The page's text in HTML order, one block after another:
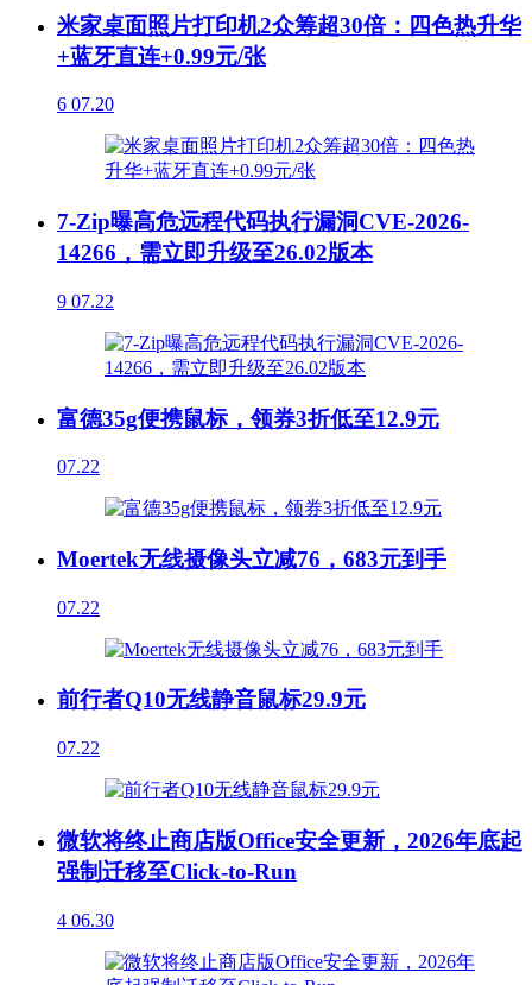
米家桌面照片打印机2众筹超30倍：四色热升华
+蓝牙直连+0.99元/张
6 07.20
7-Zip曝高危远程代码执行漏洞CVE-2026-
14266，需立即升级至26.02版本
9 07.22
富德35g便携鼠标，领券3折低至12.9元
07.22
Moertek无线摄像头立减76，683元到手
07.22
前行者Q10无线静音鼠标29.9元
07.22
微软将终止商店版Office安全更新，2026年底起
强制迁移至Click-to-Run
4 06.30